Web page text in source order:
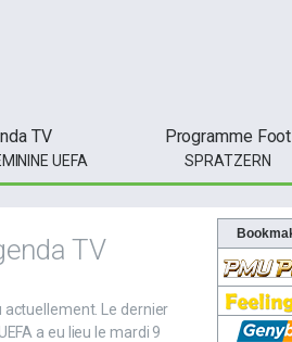
TV
UEFA
Programme Foot
SPRATZERN
TV
Le dernier
a eu lieu le mardi 9